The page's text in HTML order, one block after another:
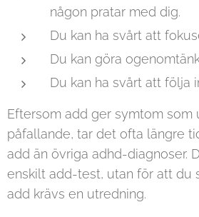
någon pratar med dig.
Du kan ha svårt att
Du kan göra
Du kan ha svårt att följa
Eftersom add ger symtom som
påfallande, tar det ofta längre
add än övriga adhd-diagnoser.
enskilt add-test, utan för att du
add krävs en utredning.